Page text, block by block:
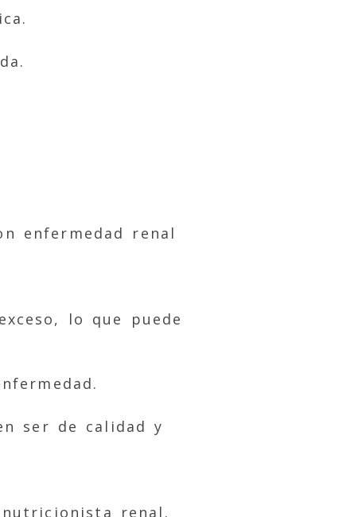
enfermedad renal
lo que puede
ser de calidad y
renal.